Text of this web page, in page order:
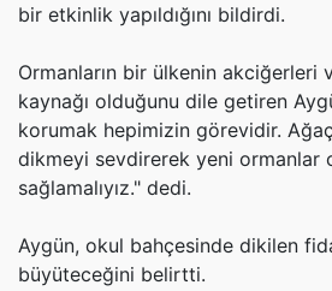
bir etkinlik yapıldığını bildirdi.
Ormanların bir ülkenin akciğerleri
kaynağı olduğunu dile getiren
korumak hepimizin görevidir.
dikmeyi sevdirerek yeni ormanlar
sağlamalıyız." dedi.
Aygün, okul bahçesinde dikilen
büyüteceğini belirtti.